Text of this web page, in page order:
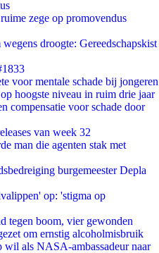
zege op promovendus
droogte: Gereedschapskist
voor mentale schade bij jongeren
hoogste niveau in ruim drie jaar
compensatie voor schade door
van week 32
man die agenten stak met
burgemeester Depla
op: 'stigma op
tegen boom, vier gewonden
om ernstig alcoholmisbruik
als NASA-ambassadeur naar